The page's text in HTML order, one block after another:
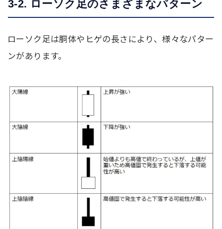
3-2. ローソク足のさまざまなパターン
ローソク足は胴体やヒゲの長さにより、様々なパター
ンがあります。